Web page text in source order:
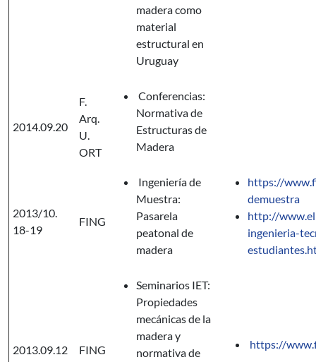
madera como
material
estructural en
Uruguay
2014.09.20
F.
Arq.
U.
ORT
Conferencias:
Normativa de
Estructuras de
Madera
2013/10.
18-19
FING
Ingeniería de
Muestra:
Pasarela
peatonal de
madera
https://
demuestra
http://
ingenieria-
2013.09.12 FING
Seminarios IET:
Propiedades
mecánicas de la
madera y
normativa de
https://